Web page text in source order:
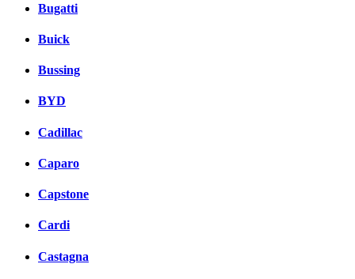
Bugatti
Buick
Bussing
BYD
Cadillac
Caparo
Capstone
Cardi
Castagna